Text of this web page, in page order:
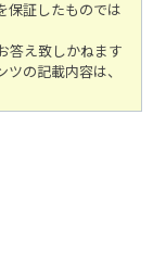
保証したものでは
答え致しかねます
の記載内容は、